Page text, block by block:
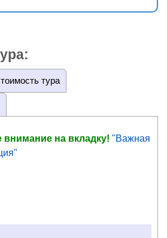
тура
внимание на вкладку! "Важная